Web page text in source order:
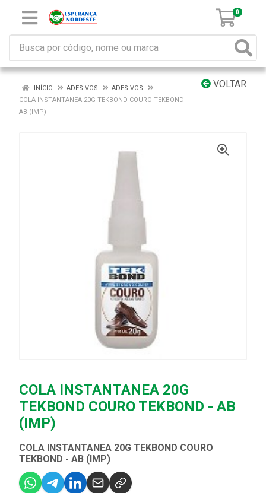
0
VOLTAR
INÍCIO ADESIVOS
ADESIVOS
COLA INSTANTANEA 20G TEKBOND COURO TEKBOND -
AB (IMP)
COLA INSTANTANEA 20G
TEKBOND COURO TEKBOND - AB
(IMP)
COLA INSTANTANEA 20G TEKBOND COURO
TEKBOND - AB (IMP)